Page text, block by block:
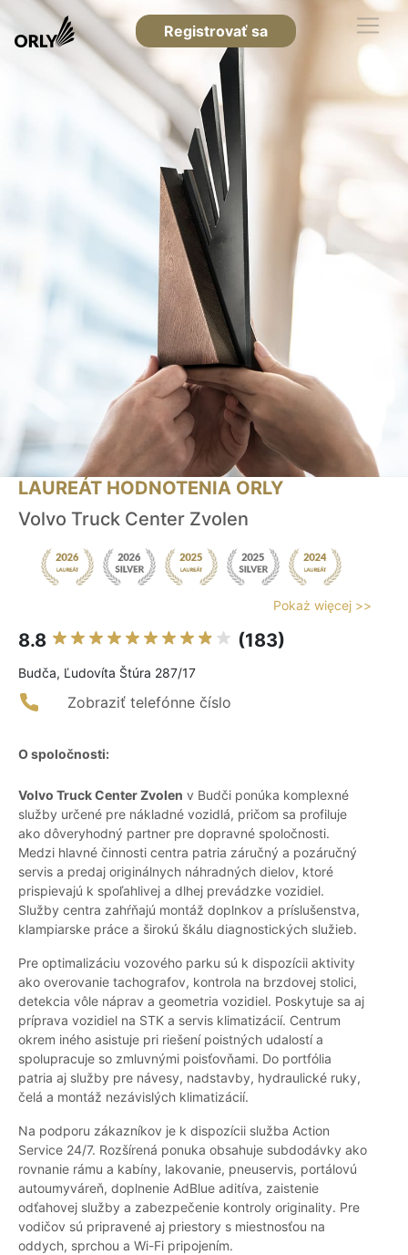
Registrovať sa
LAUREÁT HODNOTENIA ORLY
Volvo Truck Center Zvolen
Pokaż więcej >>
8.8 (183)
Budča, Ľudovíta Štúra 287/17
Zobraziť telefónne číslo
O spoločnosti:
Volvo Truck Center Zvolen v Budči ponúka komplexné
služby určené pre nákladné vozidlá, pričom sa profiluje
ako dôveryhodný partner pre dopravné spoločnosti.
Medzi hlavné činnosti centra patria záručný a pozáručný
servis a predaj originálnych náhradných dielov, ktoré
prispievajú k spoľahlivej a dlhej prevádzke vozidiel.
Služby centra zahŕňajú montáž doplnkov a príslušenstva,
klampiarske práce a širokú škálu diagnostických služieb.
Pre optimalizáciu vozového parku sú k dispozícii aktivity
ako overovanie tachografov, kontrola na brzdovej stolici,
detekcia vôle náprav a geometria vozidiel. Poskytuje sa aj
príprava vozidiel na STK a servis klimatizácií. Centrum
okrem iného asistuje pri riešení poistných udalostí a
spolupracuje so zmluvnými poisťovňami. Do portfólia
patria aj služby pre návesy, nadstavby, hydraulické ruky,
čelá a montáž nezávislých klimatizácií.
Na podporu zákazníkov je k dispozícii služba Action
Service 24/7. Rozšírená ponuka obsahuje subdodávky ako
rovnanie rámu a kabíny, lakovanie, pneuservis, portálovú
autoumyváreň, doplnenie AdBlue aditíva, zaistenie
odťahovej služby a zabezpečenie kontroly originality. Pre
vodičov sú pripravené aj priestory s miestnosťou na
oddych, sprchou a Wi-Fi pripojením.